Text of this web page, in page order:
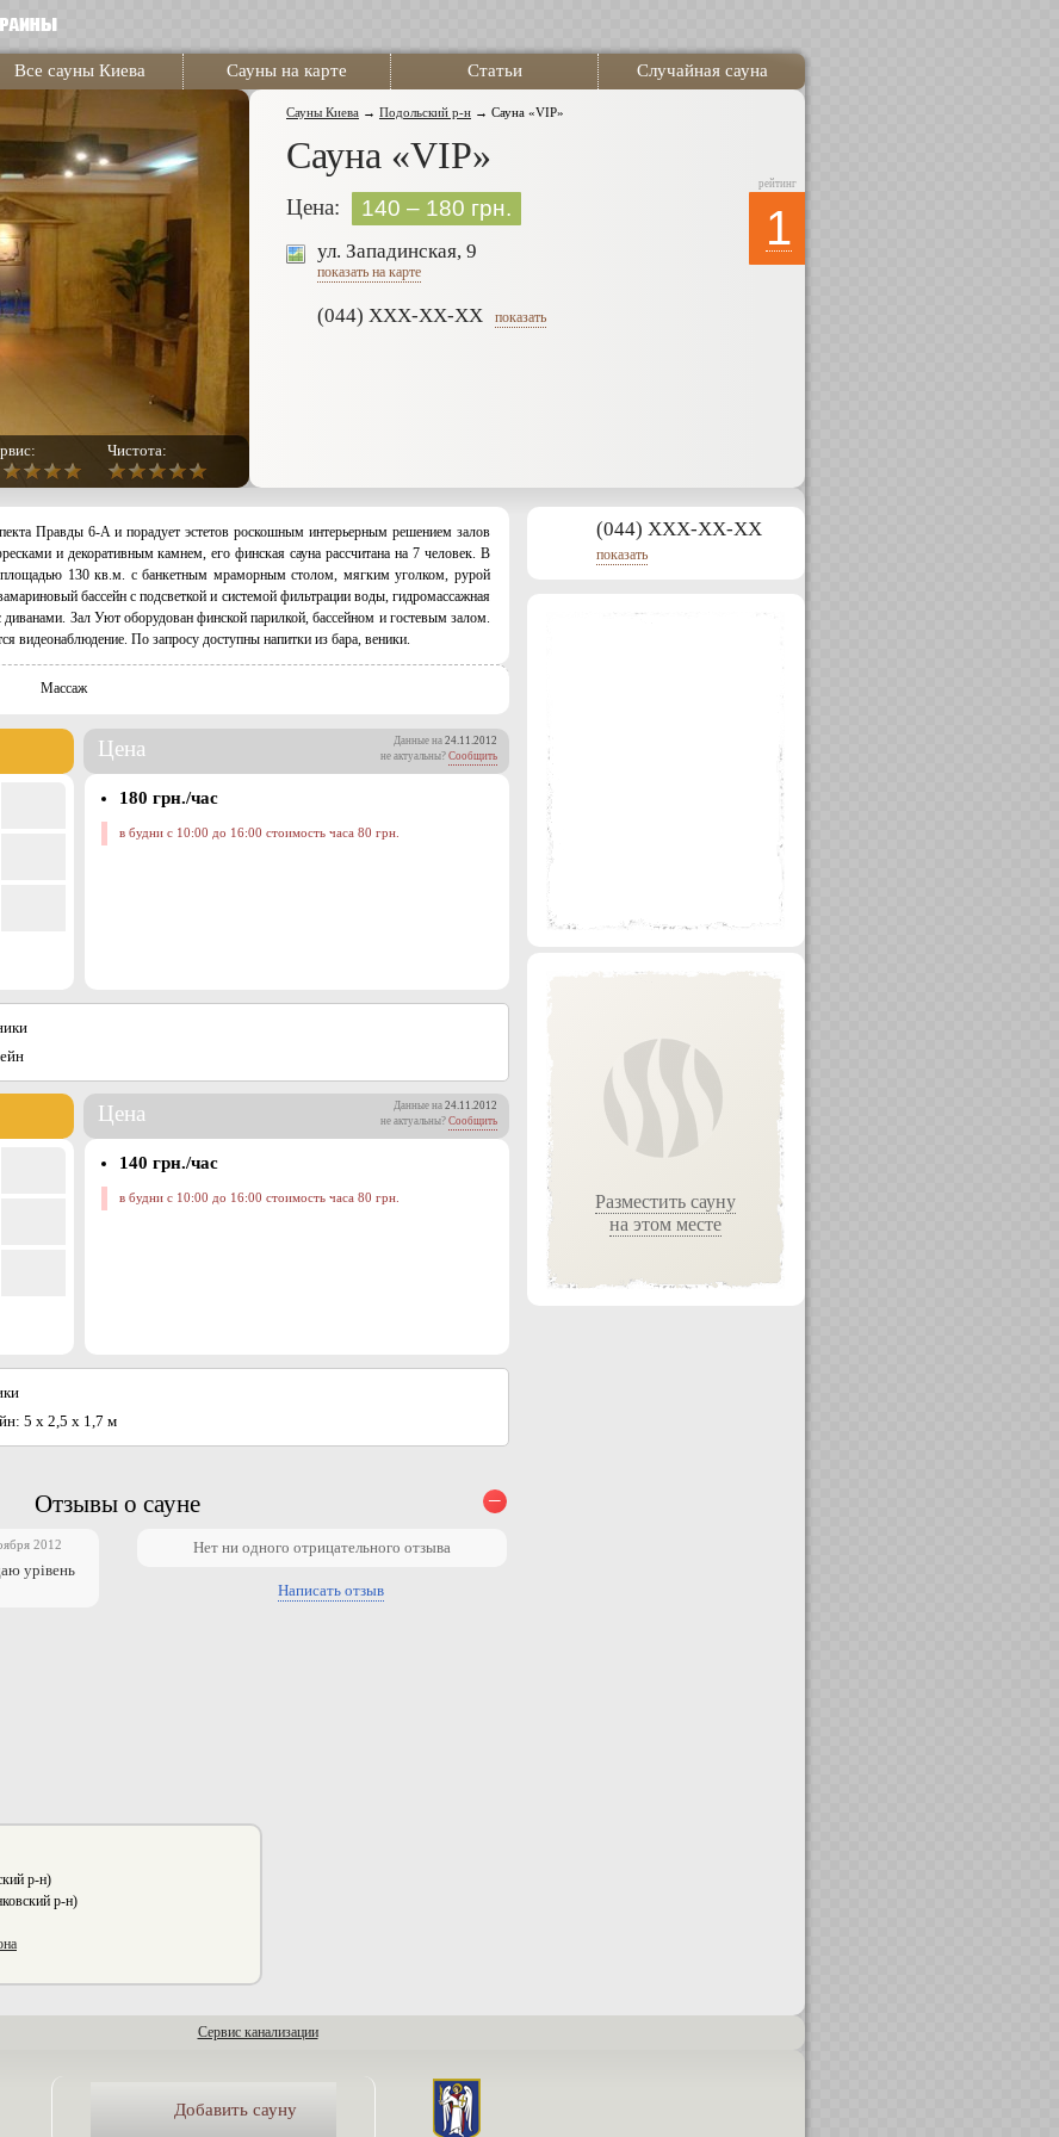
Все сауны Киева Сауны на карте Статьи Случайная сауна
Чистота:
Сауны Киева → Подольский р-н → Сауна «VIP»
Сауна «VIP»
рейтинг
1
Цена: 140 – 180 грн.
ул. Западинская, 9
показать на карте
(044) XXX-XX-XX показать
(044) XXX-XX-XX
показать
Разместить сауну
на этом месте
Правды 6-А и порадует эстетов роскошным интерьерным решением залов
и декоративным камнем, его финская сауна рассчитана на 7 человек. В
площадью 130 кв.м. с банкетным мраморным столом, мягким уголком, рурой
бассейн с подсветкой и системой фильтрации воды, гидромассажная
Зал Уют оборудован финской парилкой, бассейном и гостевым залом.
видеонаблюдение. По запросу доступны напитки из бара, веники.
Массаж
Цена Данные на 24.11.2012
не актуальны? Сообщить
180 грн./час
в будни с 10:00 до 16:00 стоимость часа 80 грн.
Цена Данные на 24.11.2012
не актуальны? Сообщить
140 грн./час
в будни с 10:00 до 16:00 стоимость часа 80 грн.
5 х 2,5 х 1,7 м
–
Отзывы о сауне
2012
урівень
Нет ни одного отрицательного отзыва
Написать отзыв
р-н)
р-н)
Сервис канализации
Добавить сауну